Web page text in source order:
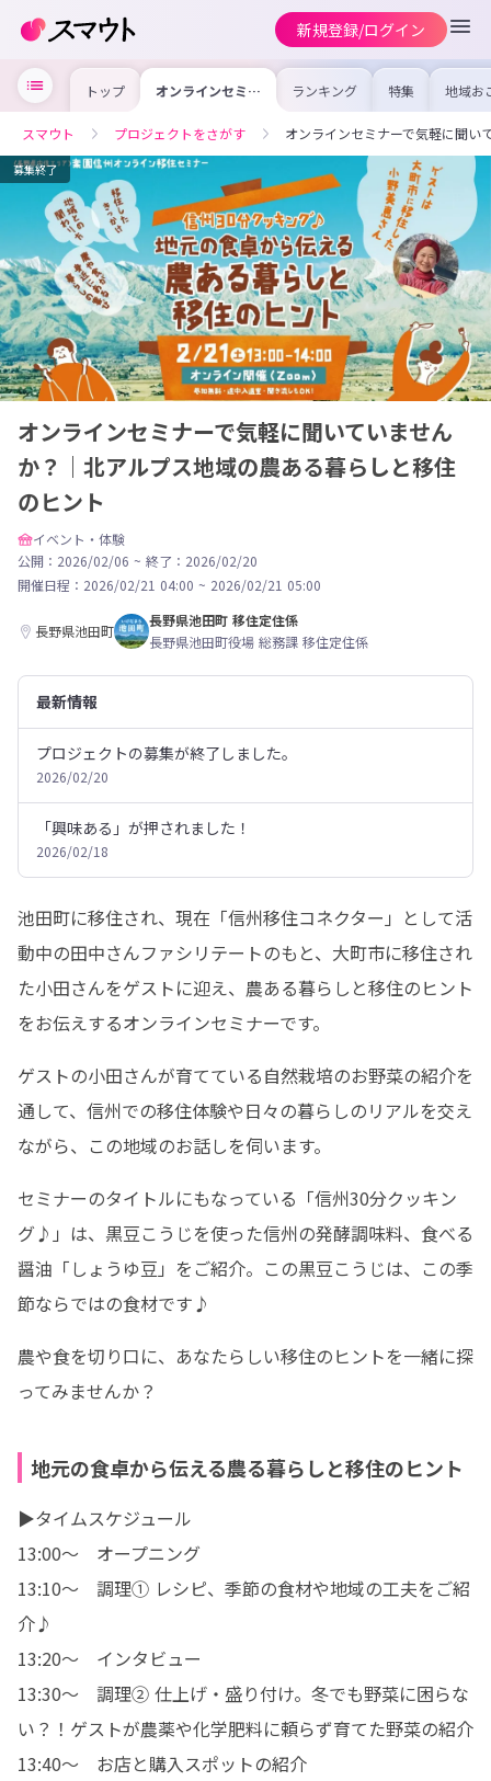
新規登録/ログイン
トップ オンラインセミナ
ーで気軽に聞いて
アルプス地域の農
ある暮らしと移住
のヒント
ランキング 特集 地域お
の求
を集め
事内容
を比較
合った
けよう
スマウト プロジェクトをさがす オンラインセミナーで気軽に聞い
募集終了
オンラインセミナーで気軽に聞いていません
か？｜北アルプス地域の農ある暮らしと移住
のヒント
イベント・体験
公開：2026/02/06 ~ 終了：2026/02/20
開催日程： 2026/02/21 04:00 ~ 2026/02/21 05:00
長野県池田町
長野県池田町 移住定住係
長野県池田町役場 総務課 移住定住係
最新情報
プロジェクトの募集が終了しました。
2026/02/20
「興味ある」が押されました！
2026/02/18
池田町に移住され、現在「信州移住コネクター」として活
動中の田中さんファシリテートのもと、大町市に移住され
た小田さんをゲストに迎え、農ある暮らしと移住のヒント
をお伝えするオンラインセミナーです。
ゲストの小田さんが育てている自然栽培のお野菜の紹介を
通して、信州での移住体験や日々の暮らしのリアルを交え
ながら、この地域のお話しを伺います。
セミナーのタイトルにもなっている「信州30分クッキン
グ♪」は、黒豆こうじを使った信州の発酵調味料、食べる
醤油「しょうゆ豆」をご紹介。この黒豆こうじは、この季
節ならではの食材です♪
農や食を切り口に、あなたらしい移住のヒントを一緒に探
ってみませんか？
地元の食卓から伝える農る暮らしと移住のヒント
▶タイムスケジュール
13:00～　オープニング
13:10～　調理① レシピ、季節の食材や地域の工夫をご紹
介♪
13:20～　インタビュー
13:30～　調理② 仕上げ・盛り付け。冬でも野菜に困らな
い？！ゲストが農薬や化学肥料に頼らず育てた野菜の紹介
13:40～　お店と購入スポットの紹介